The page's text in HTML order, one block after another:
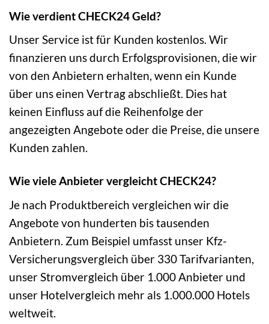
Wie verdient CHECK24 Geld?
Unser Service ist für Kunden kostenlos. Wir
finanzieren uns durch Erfolgsprovisionen, die wir
von den Anbietern erhalten, wenn ein Kunde
über uns einen Vertrag abschließt. Dies hat
keinen Einfluss auf die Reihenfolge der
angezeigten Angebote oder die Preise, die unsere
Kunden zahlen.
Wie viele Anbieter vergleicht CHECK24?
Je nach Produktbereich vergleichen wir die
Angebote von hunderten bis tausenden
Anbietern. Zum Beispiel umfasst unser Kfz-
Versicherungsvergleich über 330 Tarifvarianten,
unser Stromvergleich über 1.000 Anbieter und
unser Hotelvergleich mehr als 1.000.000 Hotels
weltweit.